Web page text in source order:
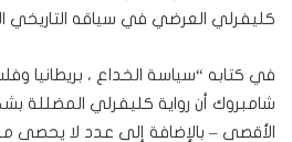
كليفرلي العرضي في سياقه التاريخي
شامبروك أن رواية كليفرلي المضللة
الأقصى – بالإضافة إلى عدد لا يحصى